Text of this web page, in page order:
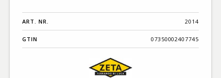
ART. NR. 2014
GTIN 07350002407745